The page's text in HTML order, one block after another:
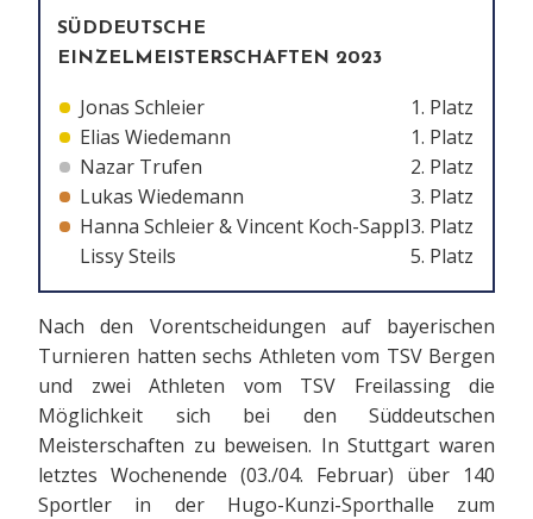
SÜDDEUTSCHE
EINZELMEISTERSCHAFTEN 2023
Jonas Schleier
1. Platz
Elias Wiedemann
1. Platz
Nazar Trufen
2. Platz
Lukas Wiedemann
3. Platz
Hanna Schleier & Vincent Koch-Sappl3. Platz
Lissy Steils
5. Platz
Nach den Vorentscheidungen auf bayerischen
Turnieren hatten sechs Athleten vom TSV Bergen
und zwei Athleten vom TSV Freilassing die
Möglichkeit sich bei den Süddeutschen
Meisterschaften zu beweisen. In Stuttgart waren
letztes Wochenende (03./04. Februar) über 140
Sportler in der Hugo-Kunzi-Sporthalle zum